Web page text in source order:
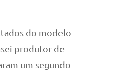
do modelo
produtor de
um segundo